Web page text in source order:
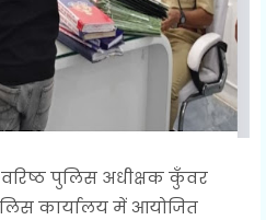
पुलिस अधीक्षक कुँवर
कार्यालय में आयोजित